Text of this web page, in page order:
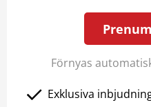
Förnyas
Exklusiva